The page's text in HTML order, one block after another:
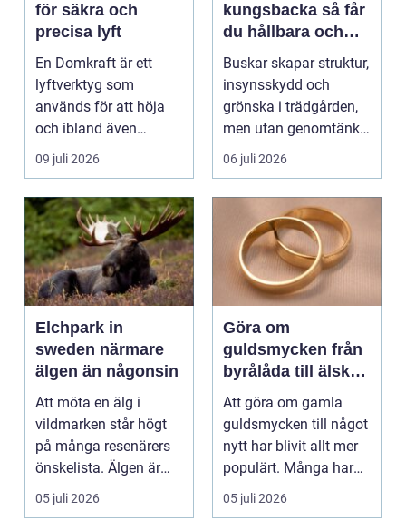
för säkra och
precisa lyft
En Domkraft är ett
lyftverktyg som
används för att höja
och ibland även
positionera tunga
09 juli 2026
kungsbacka så får
du hållbara och
vackra buskar året
runt
Buskar skapar struktur,
insynsskydd och
grönska i trädgården,
men utan genomtänkt
beskärning blir de...
06 juli 2026
Elchpark in
sweden närmare
älgen än någonsin
Att möta en älg i
vildmarken står högt
på många resenärers
önskelista. Älgen är
Skandinaviens ikonis...
05 juli 2026
Göra om
guldsmycken från
byrålåda till älskad
favorit
Att göra om gamla
guldsmycken till något
nytt har blivit allt mer
populärt. Många har
ärvda ringar, ...
05 juli 2026